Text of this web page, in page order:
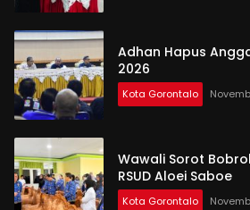
Adhan Hapus
2026
Kota Gorontalo
Wawali Sorot
RSUD Aloei Saboe
Kota Gorontalo